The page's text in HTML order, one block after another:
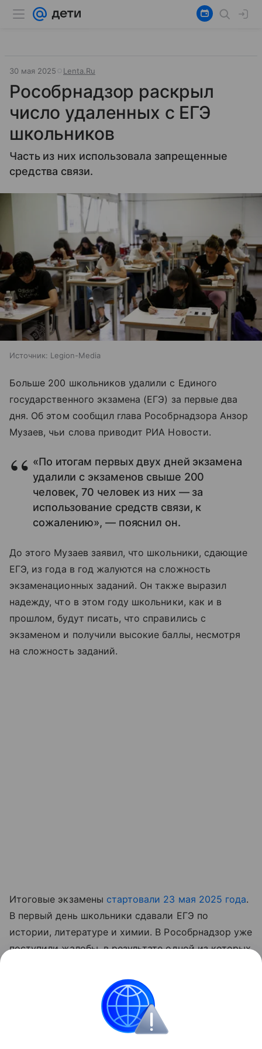
30 мая 2025 Lenta.Ru
Рособрнадзор раскрыл
число удаленных с ЕГЭ
школьников
Часть из них использовала запрещенные
средства связи.
Источник: Legion-Media
Больше 200 школьников удалили с Единого
государственного экзамена (ЕГЭ) за первые два
дня. Об этом сообщил глава Рособрнадзора Анзор
Музаев, чьи слова приводит РИА Новости.
«По итогам первых двух дней экзамена
удалили с экзаменов свыше 200
человек, 70 человек из них — за
использование средств связи, к
сожалению», — пояснил он.
До этого Музаев заявил, что школьники, сдающие
ЕГЭ, из года в год жалуются на сложность
экзаменационных заданий. Он также выразил
надежду, что в этом году школьники, как и в
прошлом, будут писать, что справились с
экзаменом и получили высокие баллы, несмотря
на сложность заданий.
Итоговые экзамены стартовали 23 мая 2025 года.
В первый день школьники сдавали ЕГЭ по
истории, литературе и химии. В Рособрнадзор уже
поступили жалобы, в результате одной из которых
аудиториях, где ученики во время написания
экзамена должны сидеть за круглыми столами.